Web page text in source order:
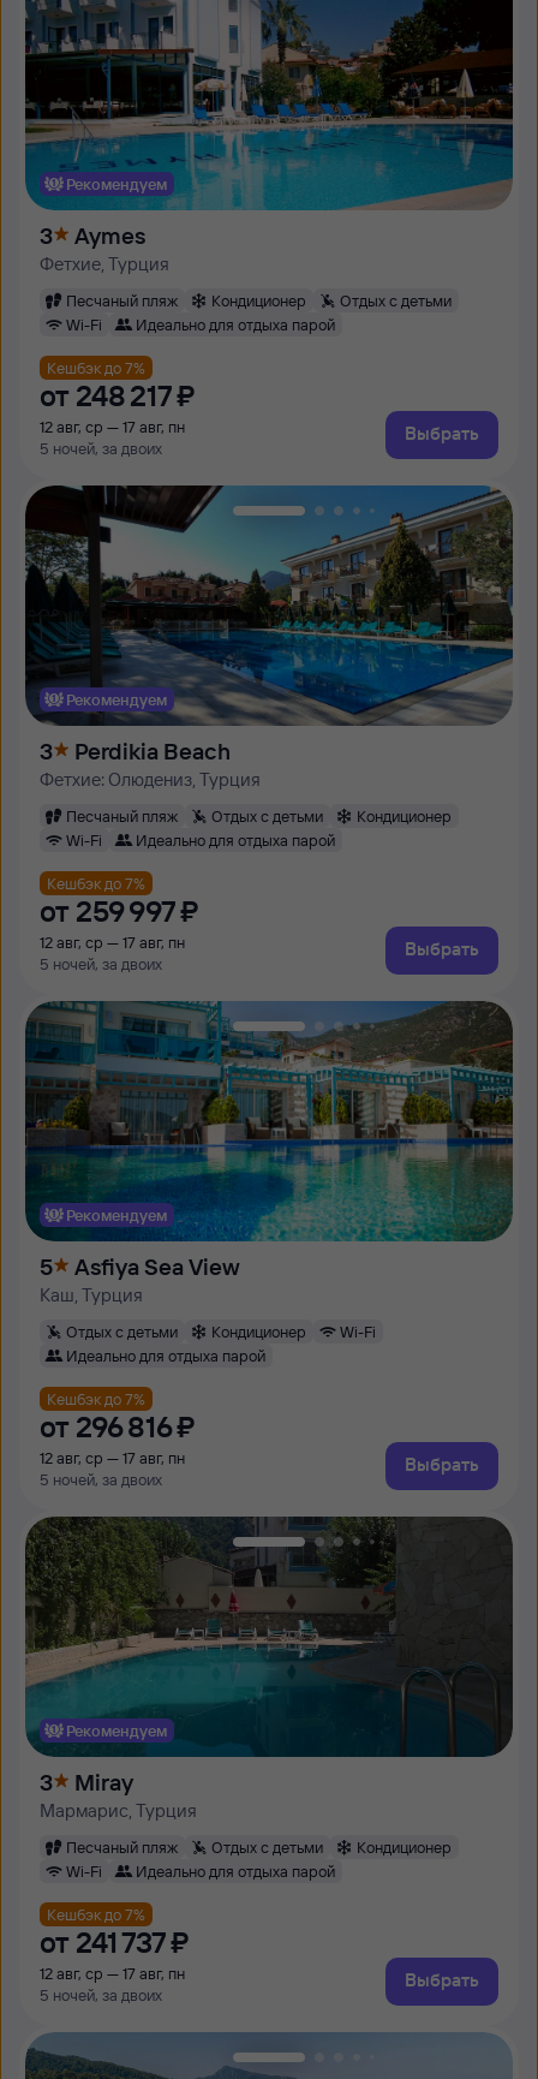
Рекомендуем
3 Aymes
Фетхие, Турция
Песчаный пляж Кондиционер
Отдых с детьми
Wi-Fi
Идеально для отдыха парой
Кешбэк до 7%
от 248 ⁠217 ⁠₽
12 авг, ср — 17 авг, пн
5 ночей, за двоих
Выбрать
Рекомендуем
3 Perdikia Beach
Фетхие: Олюдениз, Турция
Песчаный пляж Отдых с детьми
Кондиционер
Wi-Fi
Идеально для отдыха парой
Кешбэк до 7%
от 259 ⁠997 ⁠₽
12 авг, ср — 17 авг, пн
5 ночей, за двоих
Выбрать
Рекомендуем
5 Asfiya Sea View
Каш, Турция
Отдых с детьми Кондиционер
Wi-Fi
Идеально для отдыха парой
Кешбэк до 7%
от 296 ⁠816 ⁠₽
12 авг, ср — 17 авг, пн
5 ночей, за двоих
Выбрать
Рекомендуем
3 Miray
Мармарис, Турция
Песчаный пляж Отдых с детьми
Кондиционер
Wi-Fi
Идеально для отдыха парой
Кешбэк до 7%
от 241 ⁠737 ⁠₽
12 авг, ср — 17 авг, пн
5 ночей, за двоих
Выбрать